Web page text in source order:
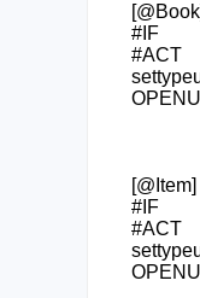
#IF
#ACT
[@Item]
#IF
#ACT